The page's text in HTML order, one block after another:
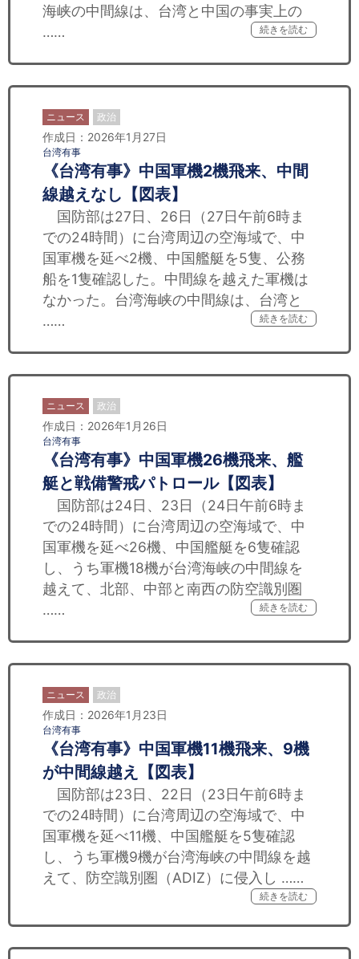
海峡の中間線は、台湾と中国の事実上の
……
続きを読む
ニュース 政治
作成日：2026年1月27日
台湾有事
《台湾有事》中国軍機2機飛来、中間
線越えなし【図表】
国防部は27日、26日（27日午前6時ま
での24時間）に台湾周辺の空海域で、中
国軍機を延べ2機、中国艦艇を5隻、公務
船を1隻確認した。中間線を越えた軍機は
なかった。台湾海峡の中間線は、台湾と
……
続きを読む
ニュース 政治
作成日：2026年1月26日
台湾有事
《台湾有事》中国軍機26機飛来、艦
艇と戦備警戒パトロール【図表】
国防部は24日、23日（24日午前6時ま
での24時間）に台湾周辺の空海域で、中
国軍機を延べ26機、中国艦艇を6隻確認
し、うち軍機18機が台湾海峡の中間線を
越えて、北部、中部と南西の防空識別圏
……
続きを読む
ニュース 政治
作成日：2026年1月23日
台湾有事
《台湾有事》中国軍機11機飛来、9機
が中間線越え【図表】
国防部は23日、22日（23日午前6時ま
での24時間）に台湾周辺の空海域で、中
国軍機を延べ11機、中国艦艇を5隻確認
し、うち軍機9機が台湾海峡の中間線を越
えて、防空識別圏（ADIZ）に侵入し ……
続きを読む